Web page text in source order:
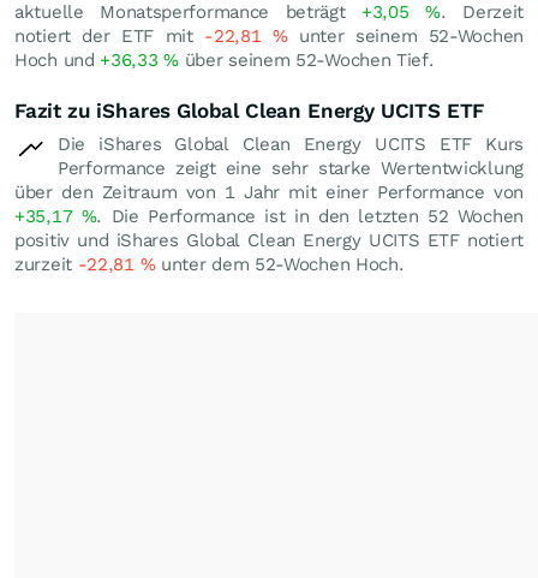
aktuelle Monatsperformance beträgt +3,05%. Derzeit
notiert der ETF mit -22,81 %unter seinem 52-Wochen
Hoch und +36,33%über seinem 52-Wochen Tief.
Fazit zu iShares Global Clean Energy UCITS ETF
Die iShares Global Clean Energy UCITS ETF Kurs
Performance zeigt eine sehr starke Wertentwicklung
über den Zeitraum von 1 Jahr mit einer Performance von
+35,17 %. Die Performance ist in den letzten 52 Wochen
positiv und iShares Global Clean Energy UCITS ETF notiert
zurzeit -22,81 %unter dem 52-Wochen Hoch.